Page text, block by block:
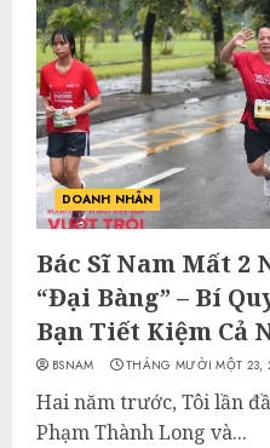
DOANH NHÂN
Bác Sĩ Nam Mất 2
“Đại Bàng” – Bí
Bạn Tiết Kiệm Cả
BSNAM THÁNG MƯỜI MỘT 23,
Hai năm trước, Tôi lần
Phạm Thành Long và...